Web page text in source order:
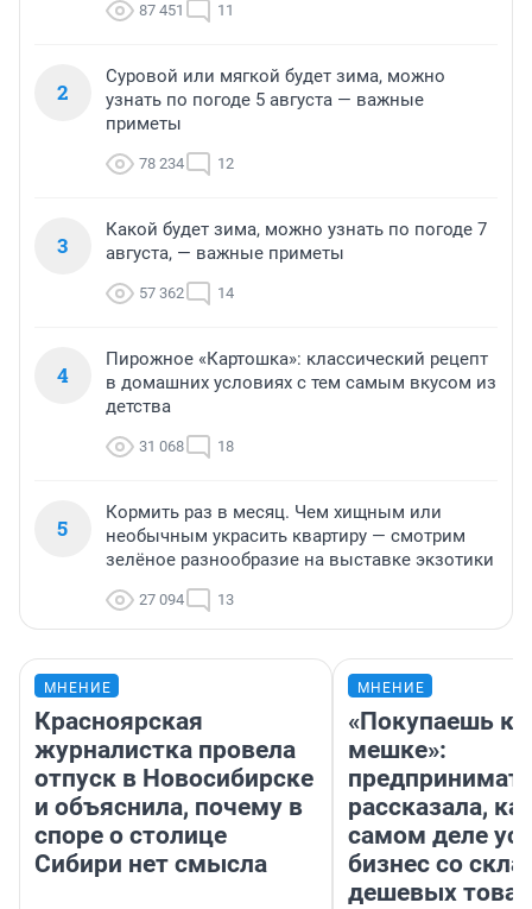
87 451 11
2
Суровой или мягкой будет зима, можно
узнать по погоде 5 августа — важные
приметы
78 234 12
3
Какой будет зима, можно узнать по погоде 7
августа, — важные приметы
57 362 14
4
Пирожное «Картошка»: классический рецепт
в домашних условиях с тем самым вкусом из
детства
31 068 18
5
Кормить раз в месяц. Чем хищным или
необычным украсить квартиру — смотрим
зелёное разнообразие на выставке экзотики
27 094 13
МНЕНИЕ
Красноярская
журналистка провела
отпуск в Новосибирске
и объяснила, почему в
споре о столице
Сибири нет смысла
МНЕНИЕ
«Покупаешь
мешке»:
рассказала,
самом деле
бизнес со
дешевых